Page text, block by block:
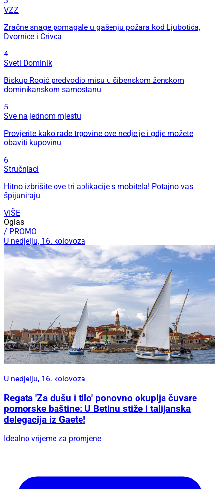
VZZ
Zračne snage pomagale u gašenju požara kod Ljubotića,
Dvornice i Crivca
4
Sveti Dominik
Biskup Rogić predvodio misu u šibenskom ženskom
dominikanskom samostanu
5
Sve na jednom mjestu
Provjerite kako rade trgovine ove nedjelje i gdje možete
obaviti kupovinu
6
Stručnjaci
Hitno izbrišite ove tri aplikacije s mobitela! Potajno vas
špijuniraju
VIŠE
Oglas
/ PROMO
U nedjelju, 16. kolovoza
U nedjelju, 16. kolovoza
Regata 'Za dušu i tilo' ponovno okuplja čuvare
pomorske baštine: U Betinu stiže i talijanska
delegacija iz Gaete!
Idealno vrijeme za promjene